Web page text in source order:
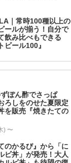
｜常時100種以上の
ールが揃う！自分で
飲み比べもできる
ビール100』
ぽん酢でさっぱ
ろしをのせた夏限定
を販売『焼きたての
) 〜
のかるび』から「に
ビ丼」が発売！大人